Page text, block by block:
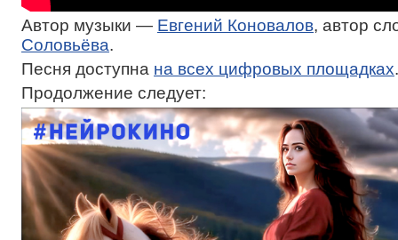
Автор музыки — Евгений Коновалов, автор
Соловьёва.
Песня доступна на всех цифровых площадках.
Продолжение следует: